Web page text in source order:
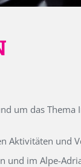
um das Thema
Aktivitäten und
und im Alpe-